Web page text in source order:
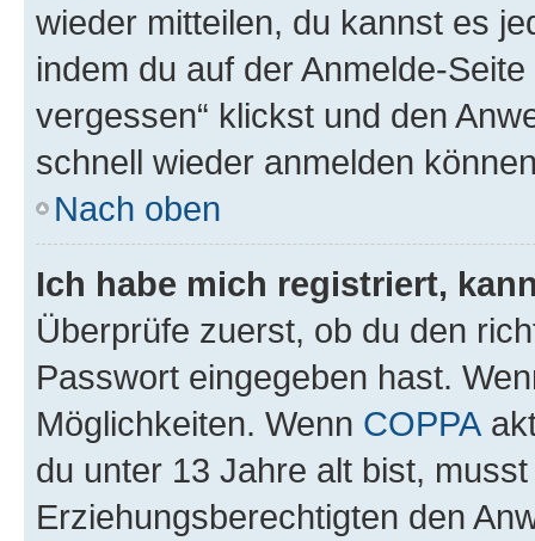
wieder mitteilen, du kannst es
indem du auf der Anmelde-
vergessen“ klickst und den
schnell wieder anmelden
Nach oben
Ich habe mich registriert,
Überprüfe zuerst, ob du den
Passwort eingegeben hast.
Möglichkeiten. Wenn COPPA
du unter 13 Jahre alt bist,
Erziehungsberechtigten den